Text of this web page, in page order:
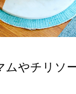
ムやチリソ